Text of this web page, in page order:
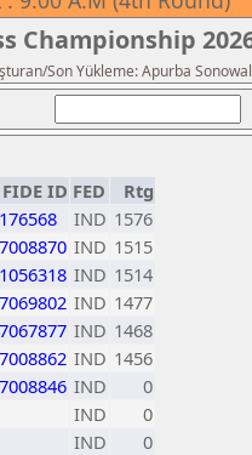
Championship
Son Yükleme: Apurba Sonowal
FIDE ID FED
Rtg
IND 1576
IND 1515
IND 1514
IND 1477
IND 1468
IND 1456
IND
0
IND
0
IND
0